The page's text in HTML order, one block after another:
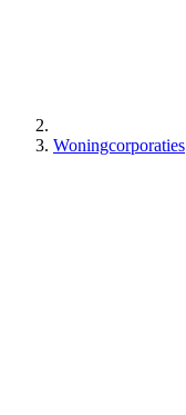
Woningcorporaties